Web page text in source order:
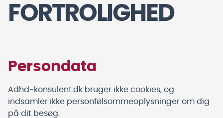
FORTROLIGHED
Persondata
Adhd-konsulent.dk bruger ikke cookies, og
indsamler ikke personfølsommeoplysninger om dig
på dit besøg.